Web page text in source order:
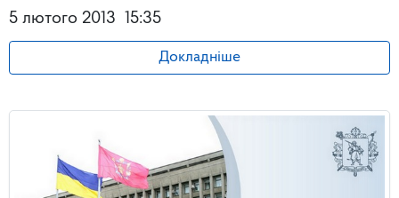
5 лютого 2013 15:35
Докладніше